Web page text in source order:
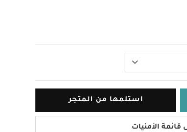
استلمها من المتجر
الأمنيات